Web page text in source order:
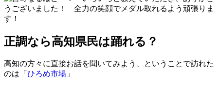
うございました！ 全力の笑顔でメダル取れるよう頑張りま
す！
正調なら高知県民は踊れる？
高知の方々に直接お話を聞いてみよう、ということで訪れた
のは「 ひろめ市場 」